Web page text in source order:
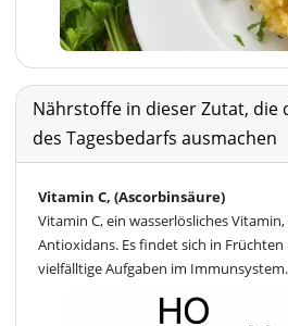
Nährstoffe in dieser Zutat, die
des Tagesbedarfs ausmachen
Vitamin C, (Ascorbinsäure)
Vitamin C, ein wasserlösliches
Antioxidans. Es findet sich in
vielfälltige Aufgaben im Immunsystem.